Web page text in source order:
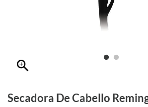
zoom_in
Secadora De Cabello